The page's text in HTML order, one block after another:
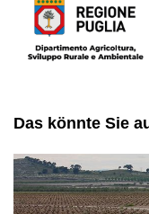
Das könnte Sie